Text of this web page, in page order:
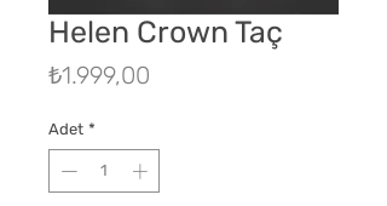
Helen Crown Taç
₺1.999,00
Adet *